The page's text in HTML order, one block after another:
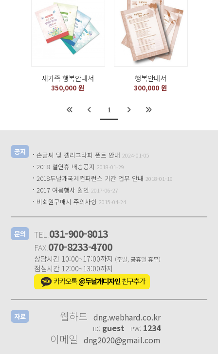
새가족 행복안내서
350,000 원
행복안내서
300,000 원
1
공지 · 손글씨 및 캘리그라피 폰트 안내 2024-01-05
· 2018 설연휴 배송공지 2018-01-29
· 2018두날개국제컨퍼런스 기간 업무 안내 2018-01-19
· 2017 여름행사 할인 2017-06-27
· 비회원구매시 주의사항 2015-04-24
문의 TEL.031-900-8013
FAX.070-8233-4700
상담시간 10:00~17:00까지 (주말, 공휴일 휴무)
점심시간 12:00~13:00까지
카카오톡@두날개디자인친구추가
자료 웹하드 dng.webhard.co.kr
ID: guest PW: 1234
이메일 dng2020@gmail.com